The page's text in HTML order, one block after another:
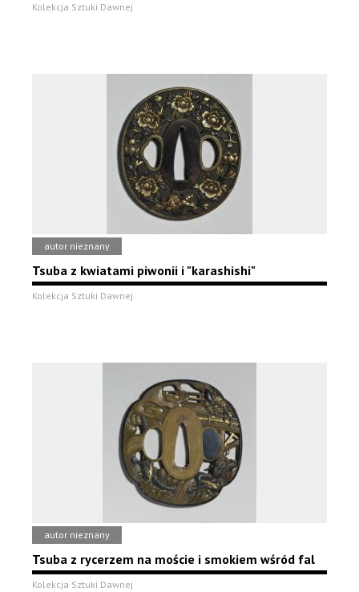
Kolekcja Sztuki Dawnej
autor nieznany
Tsuba z kwiatami piwonii i "karashishi"
Kolekcja Sztuki Dawnej
autor nieznany
Tsuba z rycerzem na moście i smokiem wśród fal
Kolekcja Sztuki Dawnej